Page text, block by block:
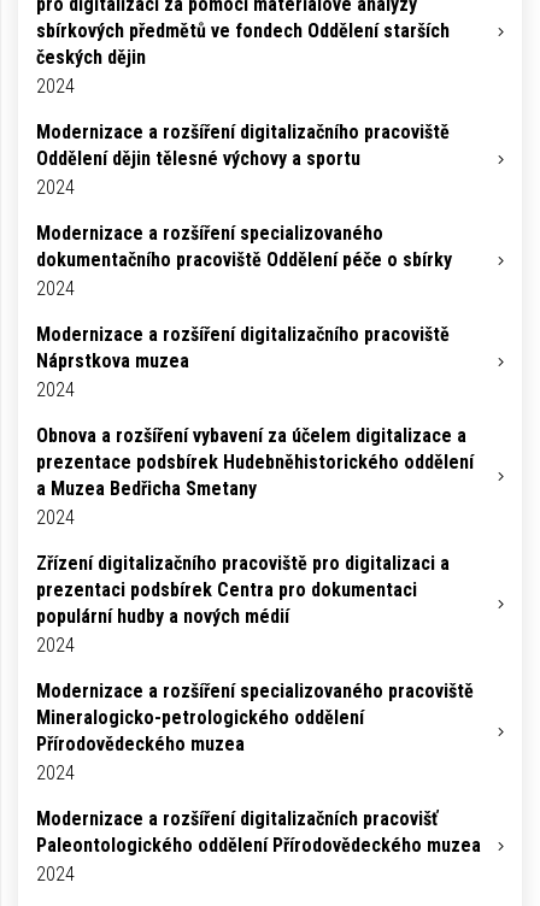
sbírkových předmětů ve fondech Oddělení starších
českých dějin
2024
Modernizace a rozšíření digitalizačního pracoviště
Oddělení dějin tělesné výchovy a sportu
2024
Modernizace a rozšíření specializovaného
dokumentačního pracoviště Oddělení péče o sbírky
2024
Modernizace a rozšíření digitalizačního pracoviště
Náprstkova muzea
2024
Obnova a rozšíření vybavení za účelem digitalizace a
prezentace podsbírek Hudebněhistorického oddělení
a Muzea Bedřicha Smetany
2024
Zřízení digitalizačního pracoviště pro digitalizaci a
prezentaci podsbírek Centra pro dokumentaci
populární hudby a nových médií
2024
Modernizace a rozšíření specializovaného pracoviště
Mineralogicko-petrologického oddělení
Přírodovědeckého muzea
2024
Modernizace a rozšíření digitalizačních pracovišť
Paleontologického oddělení Přírodovědeckého muzea
2024